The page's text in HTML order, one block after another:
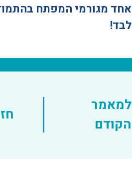
אחד מגורמי המפתח
לבד!
למאמר
הקודם